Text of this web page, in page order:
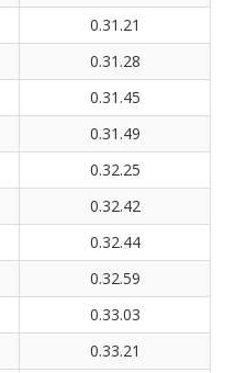
0.31.21
0.31.28
0.31.45
0.31.49
0.32.25
0.32.42
0.32.44
0.32.59
0.33.03
0.33.21